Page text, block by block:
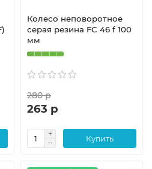
Колесо неповоротное
серая резина FC 46 f 100
мм
280 р
263 р
Купить